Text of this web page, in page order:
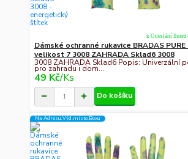
Dámské ochranné rukavice BRADAS PURE
velikost 7 3008 ZAHRADA Sklad6 3008
3008 ZAHRADA Sklad6 Popis: Univerzální
pro zahradu i dom...
49 Kč/Ks
k Odeslání
Do košíku
Na Adresu,Výd.místo,Boxu